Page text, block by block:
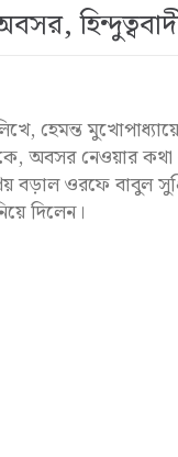
অবসর নেওয়ার
বড়াল ওরফে বাবুল
দিলেন।